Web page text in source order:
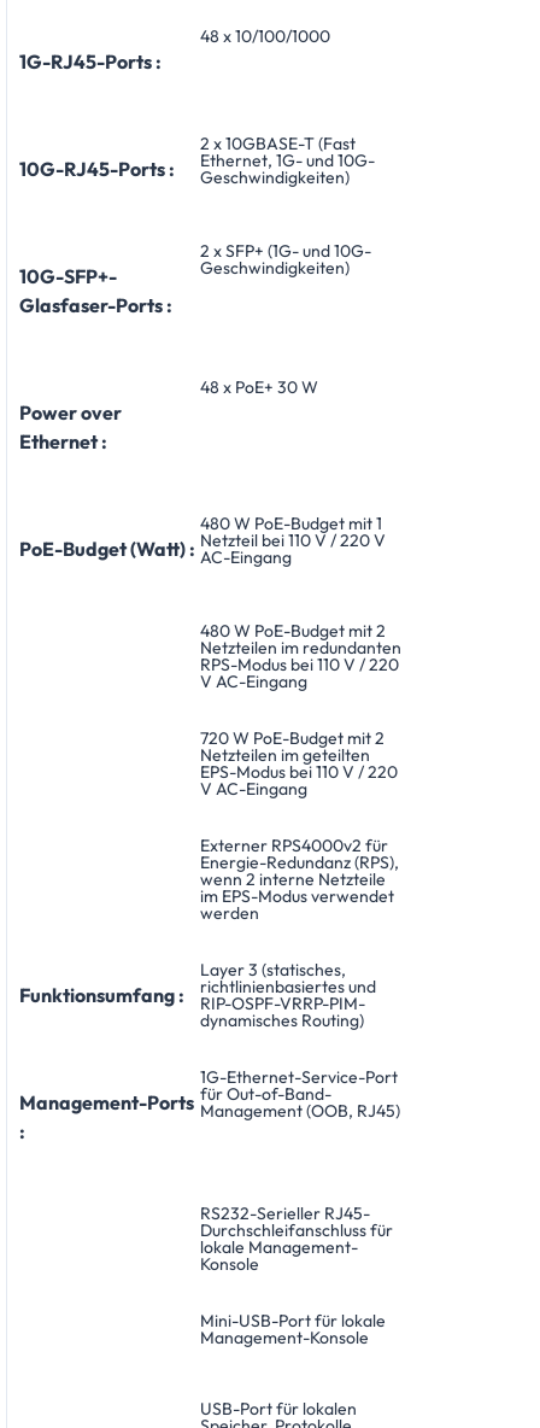
1G-RJ45-Ports :
48 x 10/100/1000
10G-RJ45-Ports :
2 x 10GBASE-T (Fast
Ethernet, 1G- und 10G-
Geschwindigkeiten)
10G-SFP+-
Glasfaser-Ports :
2 x SFP+ (1G- und 10G-
Geschwindigkeiten)
Power over
Ethernet :
48 x PoE+ 30 W
PoE-Budget (Watt) :
480 W PoE-Budget mit 1
Netzteil bei 110 V / 220 V
AC-Eingang
480 W PoE-Budget mit 2
Netzteilen im redundanten
RPS-Modus bei 110 V / 220
V AC-Eingang
720 W PoE-Budget mit 2
Netzteilen im geteilten
EPS-Modus bei 110 V / 220
V AC-Eingang
Externer RPS4000v2 für
Energie-Redundanz (RPS),
wenn 2 interne Netzteile
im EPS-Modus verwendet
werden
Funktionsumfang :
Layer 3 (statisches,
richtlinienbasiertes und
RIP-OSPF-VRRP-PIM-
dynamisches Routing)
Management-Ports
:
1G-Ethernet-Service-Port
für Out-of-Band-
Management (OOB, RJ45)
RS232-Serieller RJ45-
Durchschleifanschluss für
lokale Management-
Konsole
Mini-USB-Port für lokale
Management-Konsole
USB-Port für lokalen